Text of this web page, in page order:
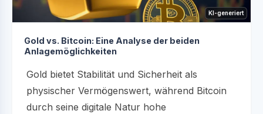
KI-generiert
Gold vs. Bitcoin: Eine Analyse der beiden
Anlagemöglichkeiten
Gold bietet Stabilität und Sicherheit als
physischer Vermögenswert, während Bitcoin
durch seine digitale Natur hohe